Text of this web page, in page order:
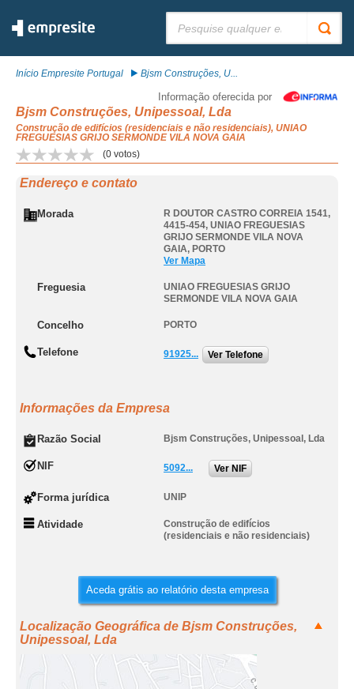
Início Empresite Portugal Bjsm Construções, U...
Informação oferecida por
Bjsm Construções, Unipessoal, Lda
Construção de edifícios (residenciais e não residenciais), UNIAO
FREGUESIAS GRIJO SERMONDE VILA NOVA GAIA
(0 votos)
Endereço e contato
Morada
R DOUTOR CASTRO CORREIA 1541,
4415-454, UNIAO FREGUESIAS
GRIJO SERMONDE VILA NOVA
GAIA, PORTO
Ver Mapa
Freguesia
UNIAO FREGUESIAS GRIJO
SERMONDE VILA NOVA GAIA
Concelho PORTO
Telefone 91925... Ver Telefone
Informações da Empresa
Razão Social Bjsm Construções, Unipessoal, Lda
NIF 5092... Ver NIF
Forma jurídica UNIP
Atividade
Construção de edifícios
(residenciais e não residenciais)
Aceda grátis ao relatório desta empresa
Localização Geográfica de Bjsm Construções,
Unipessoal, Lda